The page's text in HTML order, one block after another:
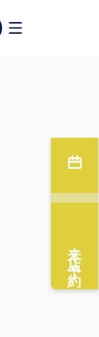
来店予約